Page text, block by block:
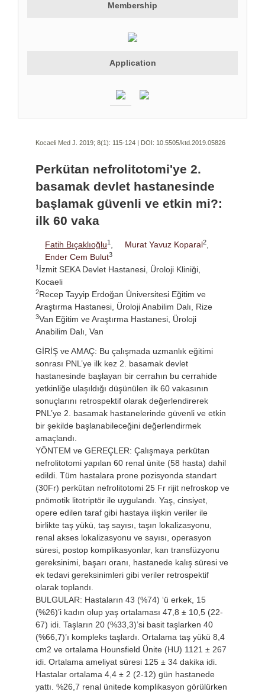
Membership
Application
Kocaeli Med J. 2019; 8(1): 115-124 | DOI: 10.5505/ktd.2019.05826
Perkütan nefrolitotomi'ye 2.
basamak devlet hastanesinde
başlamak güvenli ve etkin mi?:
ilk 60 vaka
Fatih Bıçaklıoğlu1 Murat Yavuz Koparal2
Ender Cem Bulut3
1 İzmit SEKA Devlet Hastanesi, Üroloji Kliniği,
Kocaeli
2Recep Tayyip Erdoğan Üniversitesi Eğitim ve
Araştırma Hastanesi, Üroloji Anabilim Dalı, Rize
3Van Eğitim ve Araştırma Hastanesi, Üroloji
Anabilim Dalı, Van
GİRİŞ ve AMAÇ: Bu çalışmada uzmanlık eğitimi
sonrası PNL’ye ilk kez 2. basamak devlet
hastanesinde başlayan bir cerrahın bu cerrahide
yetkinliğe ulaşıldığı düşünülen ilk 60 vakasının
sonuçlarını retrospektif olarak değerlendirerek
PNL’ye 2. basamak hastanelerinde güvenli ve etkin
bir şekilde başlanabileceğini değerlendirmek
amaçlandı.
YÖNTEM ve GEREÇLER: Çalışmaya perkütan
nefrolitotomi yapılan 60 renal ünite (58 hasta) dahil
edildi. Tüm hastalara prone pozisyonda standart
(30Fr) perkütan nefrolitotomi 25 Fr rijit nefroskop ve
pnömotik litotriptör ile uygulandı. Yaş, cinsiyet,
opere edilen taraf gibi hastaya ilişkin veriler ile
birlikte taş yükü, taş sayısı, taşın lokalizasyonu,
renal akses lokalizasyonu ve sayısı, operasyon
süresi, postop komplikasyonlar, kan transfüzyonu
gereksinimi, başarı oranı, hastanede kalış süresi ve
ek tedavi gereksinimleri gibi veriler retrospektif
olarak toplandı.
BULGULAR: Hastaların 43 (%74) ‘ü erkek, 15
(%26)’i kadın olup yaş ortalaması 47,8 ± 10,5 (22-
67) idi. Taşların 20 (%33,3)’si basit taşlarken 40
(%66,7)’ı kompleks taşlardı. Ortalama taş yükü 8,4
cm2 ve ortalama Hounsfield Ünite (HU) 1121 ± 267
idi. Ortalama ameliyat süresi 125 ± 34 dakika idi.
Hastalar ortalama 4,4 ± 2 (2-12) gün hastanede
yattı. %26,7 renal ünitede komplikasyon görülürken